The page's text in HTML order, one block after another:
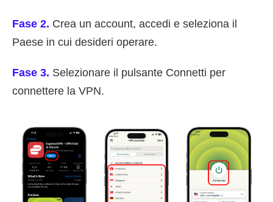
Fase 2. Crea un account, accedi e seleziona il
Paese in cui desideri operare.
Fase 3. Selezionare il pulsante Connetti per
connettere la VPN.